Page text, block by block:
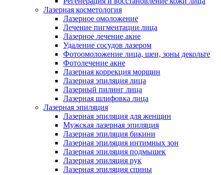
Лазерная косметология
Лазерное омоложение
Лечение пигментации лица
Лазерное лечение акне
Удаление сосудов лазером
Фотоомоложение лица, шеи, зоны декольте
Фотолечение акне
Лазерная коррекция морщин
Лазерная эпиляция лица
Лазерный пилинг лица
Лазерная шлифовка лица
Лазерная эпиляция
Лазерная эпиляция для женщин
Мужская лазерная эпиляция
Лазерная эпиляция бикини
Лазерная эпиляция интимных зон
Лазерная эпиляция подмышек
Лазерная эпиляция рук
Лазерная эпиляция спины